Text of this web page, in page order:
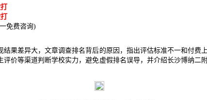
免费咨询)
结果差异大，文章调查排名背后的原因，指出评估标准不一和付费
评价等渠道判断学校实力，避免虚假排名误导，并介绍长沙博纳二